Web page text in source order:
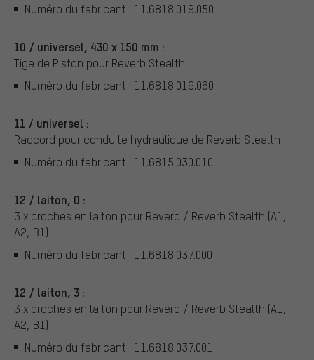
Numéro du fabricant : 11.6818.019.050
10 / universel, 430 x 150 mm :
Tige de Piston pour Reverb Stealth
Numéro du fabricant : 11.6818.019.060
11 / universel :
Raccord pour conduite hydraulique de Reverb Stealth
Numéro du fabricant : 11.6815.030.010
12 / laiton, 0 :
3 x broches en laiton pour Reverb / Reverb Stealth (A1,
A2, B1)
Numéro du fabricant : 11.6818.037.000
12 / laiton, 3 :
3 x broches en laiton pour Reverb / Reverb Stealth (A1,
A2, B1)
Numéro du fabricant : 11.6818.037.001